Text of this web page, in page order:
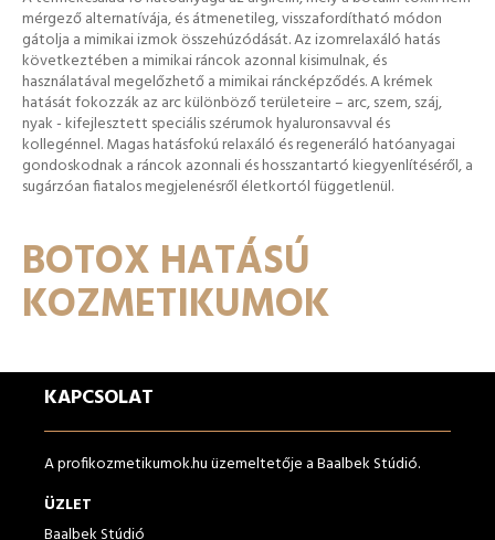
mérgező alternatívája, és átmenetileg, visszafordítható módon
gátolja a mimikai izmok összehúzódását. Az izomrelaxáló hatás
következtében a mimikai ráncok azonnal kisimulnak, és
használatával megelőzhető a mimikai ráncképződés. A krémek
hatását fokozzák az arc különböző területeire – arc, szem, száj,
nyak - kifejlesztett speciális szérumok hyaluronsavval és
kollegénnel. Magas hatásfokú relaxáló és regeneráló hatóanyagai
gondoskodnak a ráncok azonnali és hosszantartó kiegyenlítéséről, a
sugárzóan fiatalos megjelenésről életkortól függetlenül.
BOTOX HATÁSÚ
KOZMETIKUMOK
KAPCSOLAT
A profikozmetikumok.hu üzemeltetője a Baalbek Stúdió.
ÜZLET